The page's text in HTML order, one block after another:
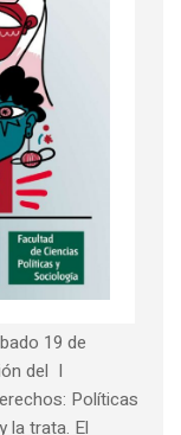
19 de
del I
Políticas
la trata. El